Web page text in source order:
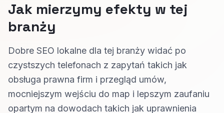
Jak mierzymy efekty w tej
branży
Dobre SEO lokalne dla tej branży widać po
czystszych telefonach z zapytań takich jak
obsługa prawna firm i przegląd umów,
mocniejszym wejściu do map i lepszym zaufaniu
opartym na dowodach takich jak uprawnienia